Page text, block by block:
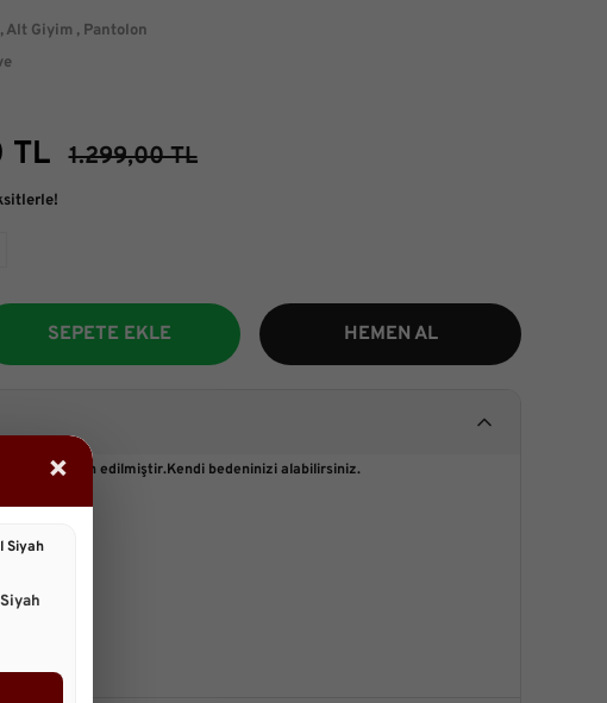
×
,Alt Giyim , Pantolon
TL 1.299,00 TL
SEPETE EKLE HEMEN AL
beden tercih edilmiştir.Kendi bedeninizi alabilirsiniz.